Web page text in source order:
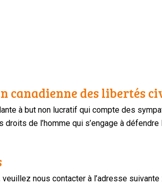
canadienne des libertés
à but non lucratif qui compte des
de l’homme qui s’engage à
nous contacter à l’adresse